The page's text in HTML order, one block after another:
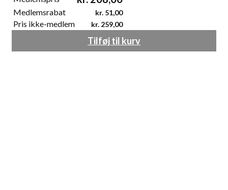
Medlemsrabat kr. 51,00
Pris ikke-medlem kr. 259,00
Tilføj til kurv